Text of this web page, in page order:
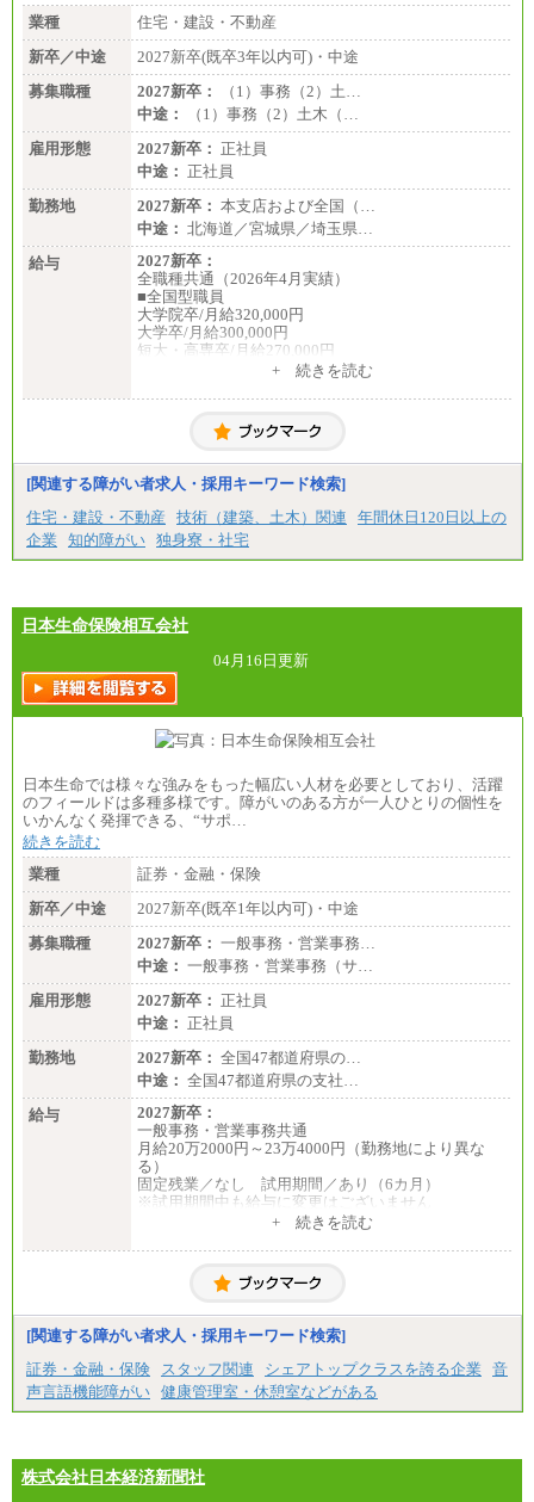
業種
住宅・建設・不動産
新卒／中途
2027新卒(既卒3年以内可)・中途
募集職種
2027新卒：
（1）事務（2）土…
中途：
（1）事務（2）土木（…
雇用形態
2027新卒： 正社員
中途： 正社員
勤務地
2027新卒： 本支店および全国（…
中途： 北海道／宮城県／埼玉県…
給与
2027新卒：
全職種共通（2026年4月実績）
■全国型職員
大学院卒/月給320,000円
大学卒/月給300,000円
短大・高専卒/月給270,000円
大学院卒/月給256,000円～288,000円
大学卒/月給240,000円～270,000円
短大・高専卒/月給216,000円～243,000円
■特定職員※
大学院卒/月給234,000円～263,000円
大学卒/月給219,000円～246,000円
短大・高専卒/月給197,000円～222,000円
※拠点型職員、特定職員の給与は、生活の拠点が定
す。
中途：
全職種共通
月給制
226,600円～390,100円（勤務地域等により異なりま
す）
・ご経験やスキルを考慮し、選考の中で決定いたし
ます。
+ 続きを読む
[関連する障がい者求人・採用キーワード検索]
住宅・建設・不動産
技術（建築、土木）関連
年間休日120日以上の
企業
知的障がい 独身寮・社宅
日本生命保険相互会社
04月16日更新
日本生命では様々な強みをもった幅広い人材を必要としており、活躍
のフィールドは多種多様です。障がいのある方が一人ひとりの個性を
いかんなく発揮できる、“サポ…
続きを読む
業種
証券・金融・保険
新卒／中途
2027新卒(既卒1年以内可)・中途
募集職種
2027新卒： 一般事務・営業事務…
中途： 一般事務・営業事務（サ…
雇用形態
2027新卒： 正社員
中途： 正社員
勤務地
2027新卒： 全国47都道府県の…
中途： 全国47都道府県の支社…
給与
2027新卒：
一般事務・営業事務共通
月給20万2000円～23万4000円（勤務地により異な
る）
固定残業／なし 試用期間／あり（6カ月）
※試用期間中も給与に変更はございません
月給20万2000円～23万4000円（勤務地により異な
固定残業／なし 試用期間／あり（6か月）
+ 続きを読む
[関連する障がい者求人・採用キーワード検索]
証券・金融・保険
スタッフ関連 シェアトップクラスを誇る企業
音
声言語機能障がい 健康管理室・休憩室などがある
株式会社日本経済新聞社